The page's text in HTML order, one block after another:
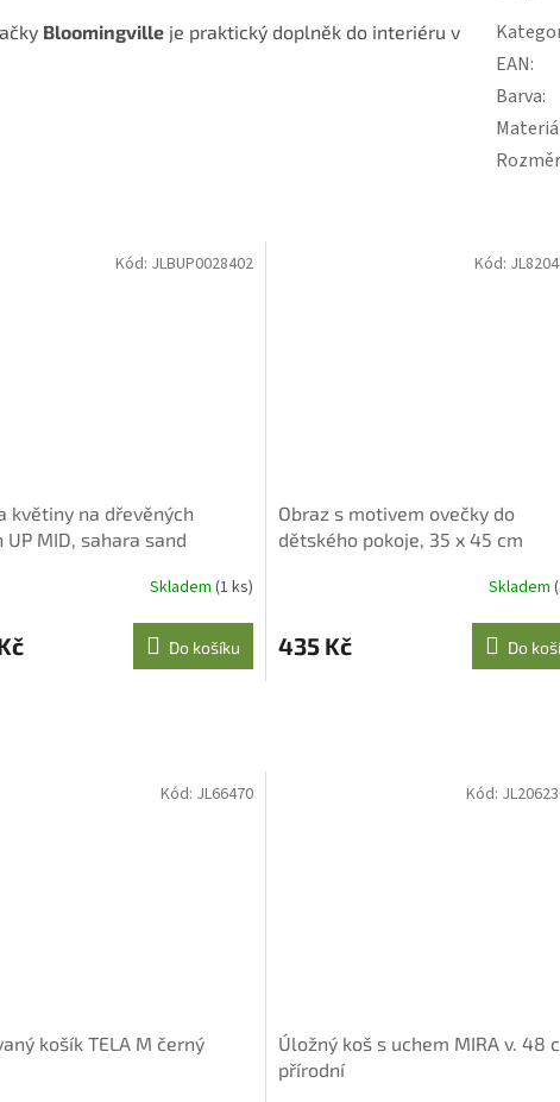
Bloomingville je praktický doplněk do interiéru v
EAN:
Barva:
květiny na dřevěných
UP MID, sahara sand
Skladem (1 ks)
Do košíku
Kód: JLBUP0028402
Obraz s motivem ovečky do
dětského pokoje, 35 x 45 cm
Skladem
435 Kč Do
Kód:
košík TELA M černý
Kód: JL66470
Úložný koš s uchem MIRA v. 48
přírodní
Kód: